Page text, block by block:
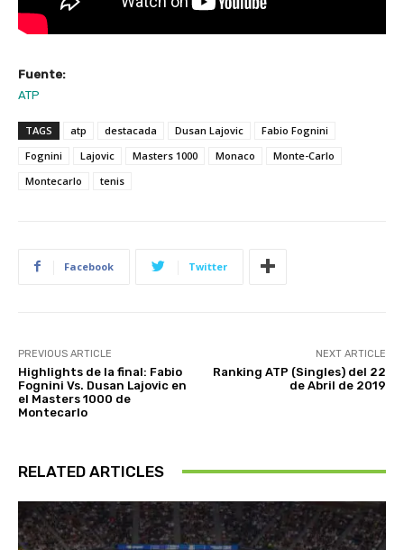
Fuente:
ATP
TAGS atp destacada Dusan Lajovic
Fabio Fognini
Fognini
Lajovic Masters 1000 Monaco
Monte-Carlo
Montecarlo
tenis
Facebook Twitter
PREVIOUS ARTICLE
Highlights de la final: Fabio
Fognini Vs. Dusan Lajovic en
el Masters 1000 de
Montecarlo
NEXT ARTICLE
Ranking ATP (Singles) del 22
de Abril de 2019
RELATED ARTICLES